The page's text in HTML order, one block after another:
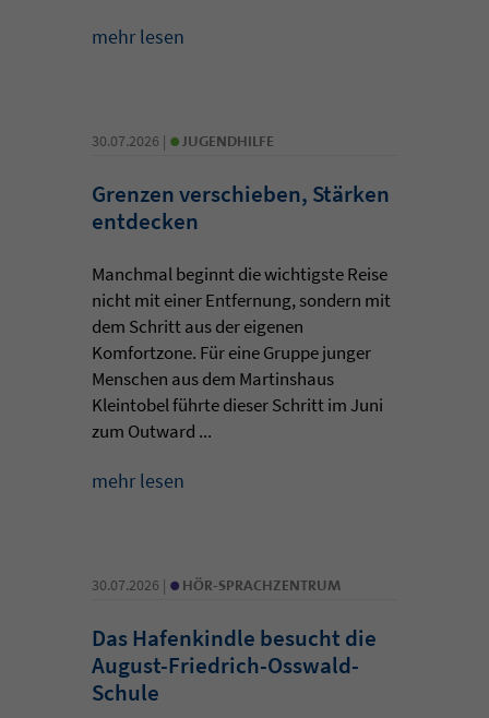
mehr lesen
30.07.2026 | • JUGENDHILFE
Grenzen verschieben, Stärken
entdecken
Manchmal beginnt die wichtigste Reise
nicht mit einer Entfernung, sondern mit
dem Schritt aus der eigenen
Komfortzone. Für eine Gruppe junger
Menschen aus dem Martinshaus
Kleintobel führte dieser Schritt im Juni
zum Outward ...
mehr lesen
30.07.2026 | • HÖR-SPRACHZENTRUM
Das Hafenkindle besucht die
August-Friedrich-Osswald-
Schule